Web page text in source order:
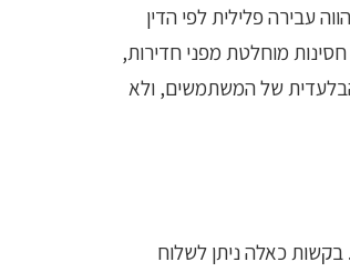
עבירה פלילית לפי הדין
מוחלטת מפני חדירות,
של המשתמשים, ולא
כאלה ניתן לשלוח